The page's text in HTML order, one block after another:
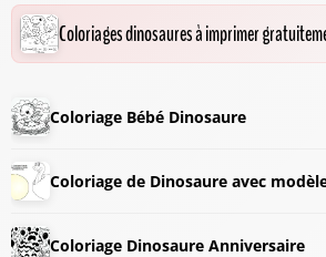
Coloriages dinosaures à imprimer
Coloriage Bébé Dinosaure
Coloriage de Dinosaure avec
Coloriage Dinosaure Anniversaire